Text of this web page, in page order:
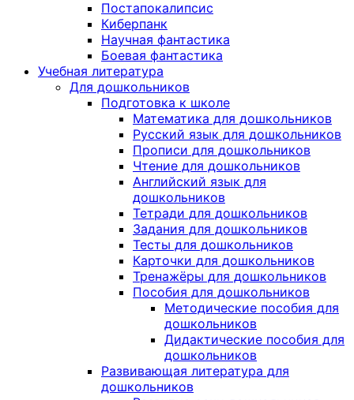
Постапокалипсис
Киберпанк
Научная фантастика
Боевая фантастика
Учебная литература
Для дошкольников
Подготовка к школе
Математика для дошкольников
Русский язык для дошкольников
Прописи для дошкольников
Чтение для дошкольников
Английский язык для
дошкольников
Тетради для дошкольников
Задания для дошкольников
Тесты для дошкольников
Карточки для дошкольников
Тренажёры для дошкольников
Пособия для дошкольников
Методические пособия для
дошкольников
Дидактические пособия для
дошкольников
Развивающая литература для
дошкольников